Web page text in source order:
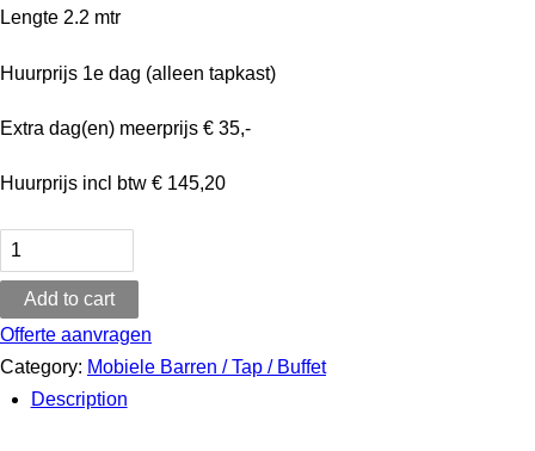
Lengte 2.2 mtr
Huurprijs 1e dag (alleen tapkast)
Extra dag(en) meerprijs € 35,-
Huurprijs incl btw € 145,20
Mobiele
Tapkast
2.2
mtr
Steigerhout
met
Add to cart
Offerte aanvragen
Category: Mobiele Barren / Tap / Buffet
Description